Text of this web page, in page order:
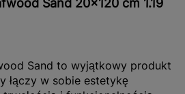
Sand 20x120 cm 1.19
Sand to wyjątkowy produkt
łączy w sobie estetykę